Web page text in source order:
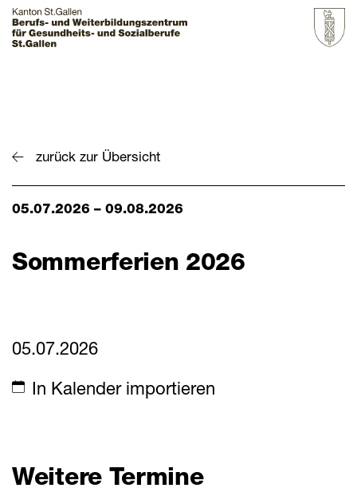
zurück zur Übersicht
05.07.2026 – 09.08.2026
Sommerferien 2026
05.07.2026
In Kalender importieren
Weitere Termine
Weiterbildung
Zur Übersicht
Aktuelles
Mitteilungen
Downloads